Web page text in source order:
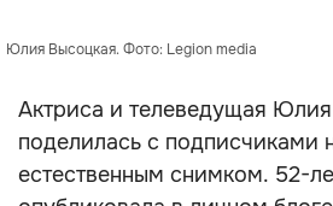
Юлия Высоцкая. Фото: Legion media
Актриса и телеведущая
поделилась с подписчиками
естественным снимком. 52-